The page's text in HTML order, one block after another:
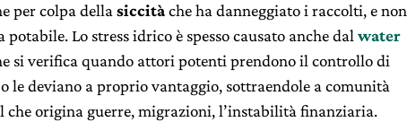
per colpa della siccitàche ha danneggiato i raccolti, e non
potabile. Lo stress idrico è spesso causato anche dal water
si verifica quando attori potenti prendono il controllo di
le deviano a proprio vantaggio, sottraendole a comunità
che origina guerre, migrazioni, l’instabilità finanziaria.